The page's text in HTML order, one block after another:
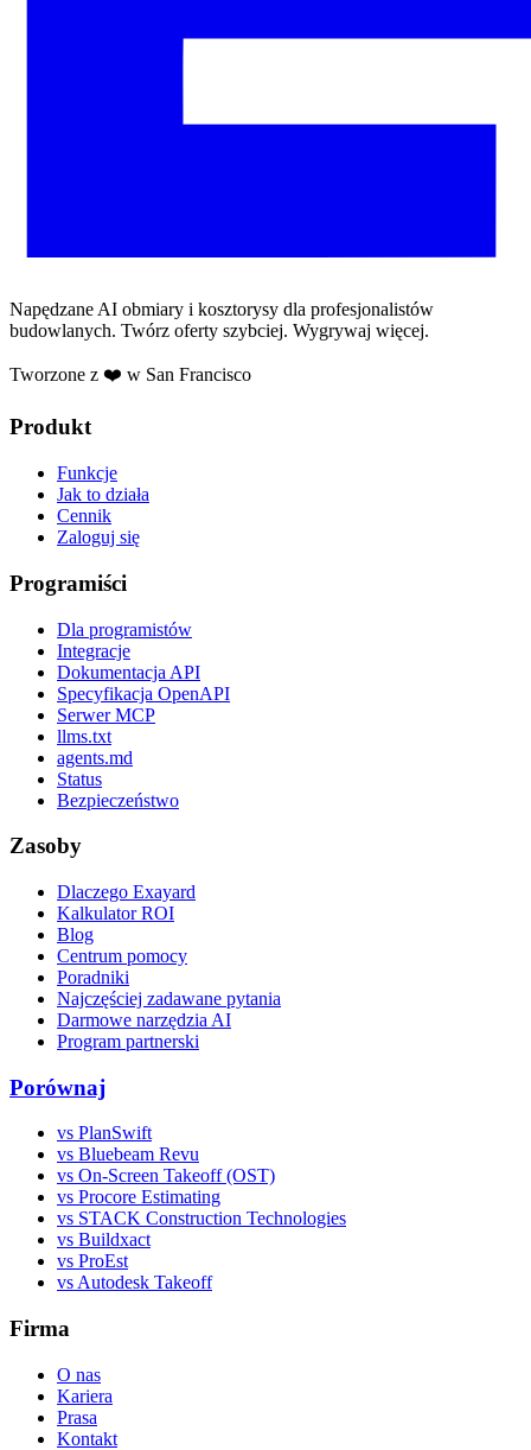
Napędzane AI obmiary i kosztorysy dla profesjonalistów
budowlanych. Twórz oferty szybciej. Wygrywaj więcej.
Tworzone z ❤️ w San Francisco
Produkt
Funkcje
Jak to działa
Cennik
Zaloguj się
Programiści
Dla programistów
Integracje
Dokumentacja API
Specyfikacja OpenAPI
Serwer MCP
llms.txt
agents.md
Status
Bezpieczeństwo
Zasoby
Dlaczego Exayard
Kalkulator ROI
Blog
Centrum pomocy
Poradniki
Najczęściej zadawane pytania
Darmowe narzędzia AI
Program partnerski
Porównaj
vs PlanSwift
vs Bluebeam Revu
vs On-Screen Takeoff (OST)
vs Procore Estimating
vs STACK Construction Technologies
vs Buildxact
vs ProEst
vs Autodesk Takeoff
Firma
O nas
Kariera
Prasa
Kontakt